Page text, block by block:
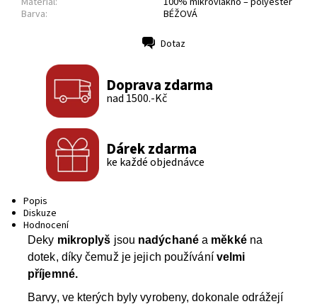
Barva:
BÉŽOVÁ
Dotaz
Doprava zdarma
nad 1500.-Kč
Dárek zdarma
ke každé objednávce
Popis
Diskuze
Hodnocení
Deky mikroplyš jsou nadýchanéa měkkéna
dotek, díky čemuž je jejich používání velmi
příjemné.
Barvy, ve kterých byly vyrobeny, dokonale odrážejí